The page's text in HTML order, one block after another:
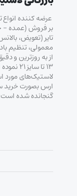
عرضه کننده
بر فروش (عمده –
تایر (تعویض،
معمولی، تنظیم
از به روزترین و
۱۳ تا
لاستیک‌های مورد
ارس بصورت خرید
گنجانده شده